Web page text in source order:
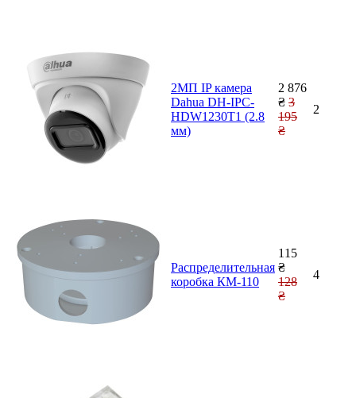
2MП IP камера
Dahua DH-IPC-
HDW1230T1 (2.8
мм)
2 876
₴ 3
195
₴
2
Распределительная
коробка КМ-110
115
₴
128
₴
4